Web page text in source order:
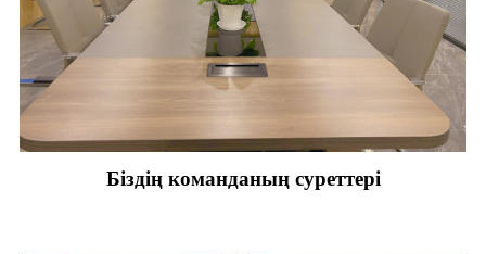
Біздің команданың суреттері